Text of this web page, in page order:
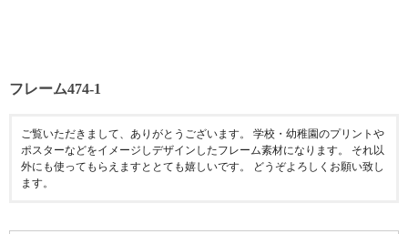
フレーム474-1
ご覧いただきまして、ありがとうございます。 学校・幼稚園のプリントや
ポスターなどをイメージしデザインしたフレーム素材になります。 それ以
外にも使ってもらえますととても嬉しいです。 どうぞよろしくお願い致し
ます。